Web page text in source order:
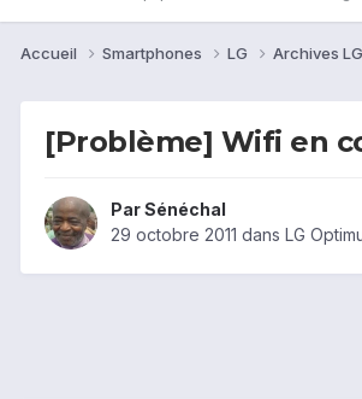
Accueil Smartphones LG Archives LG
[Problème] Wifi en
ParSénéchal
29 octobre 2011 dans LG